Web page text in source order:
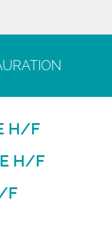
H/F
H/F
F